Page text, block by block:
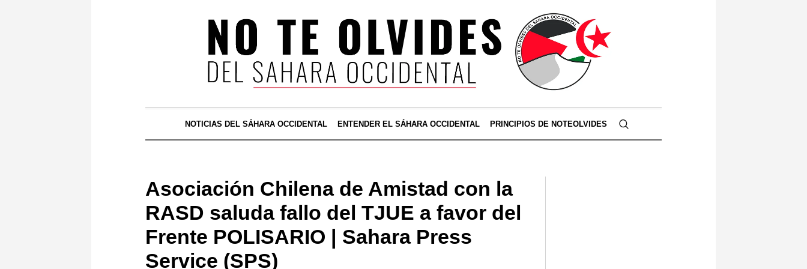
NOTICIAS DEL SÁHARA OCCIDENTAL ENTENDER EL SÁHARA OCCIDENTAL PRINCIPIOS DE NOTEOLVIDES
Asociación Chilena de Amistad con la
RASD saluda fallo del TJUE a favor del
Frente POLISARIO | Sahara Press
Service (SPS)